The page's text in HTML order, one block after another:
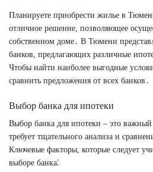
Планируете приобрести жилье в
отличное решение, позволяющее
собственном доме․ В Тюмени
банков, предлагающих различные
Чтобы найти наиболее выгодные
сравнить предложения от всех банков․
Выбор банка для ипотеки
Выбор банка для ипотеки – это
требует тщательного анализа и
Ключевые факторы, которые следует
выборе банка⁚